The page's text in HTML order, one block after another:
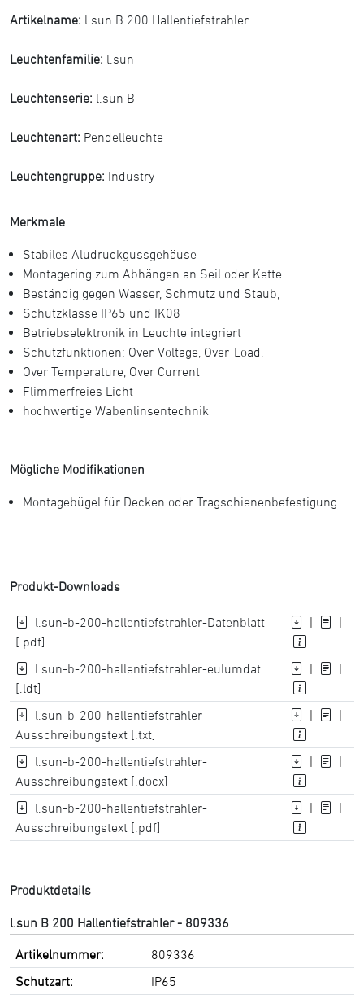
Artikelname: l.sun B 200 Hallentiefstrahler
Leuchtenfamilie: l.sun
Leuchtenserie: l.sun B
Leuchtenart: Pendelleuchte
Leuchtengruppe: Industry
Merkmale
Stabiles Aludruckgussgehäuse
Montagering zum Abhängen an Seil oder Kette
Beständig gegen Wasser, Schmutz und Staub,
Schutzklasse IP65 und IK08
Betriebselektronik in Leuchte integriert
Schutzfunktionen: Over-Voltage, Over-Load,
Over Temperature, Over Current
Flimmerfreies Licht
hochwertige Wabenlinsentechnik
Mögliche Modifikationen
Montagebügel für Decken oder Tragschienenbefestigung
Produkt-Downloads
l.sun-b-200-hallentiefstrahler-Datenblatt
[.pdf]
| |
l.sun-b-200-hallentiefstrahler-eulumdat
[.ldt]
| |
l.sun-b-200-hallentiefstrahler-
Ausschreibungstext [.txt]
| |
l.sun-b-200-hallentiefstrahler-
Ausschreibungstext [.docx]
| |
l.sun-b-200-hallentiefstrahler-
Ausschreibungstext [.pdf]
| |
Produktdetails
l.sun B 200 Hallentiefstrahler - 809336
Artikelnummer:
809336
Schutzart:
IP65